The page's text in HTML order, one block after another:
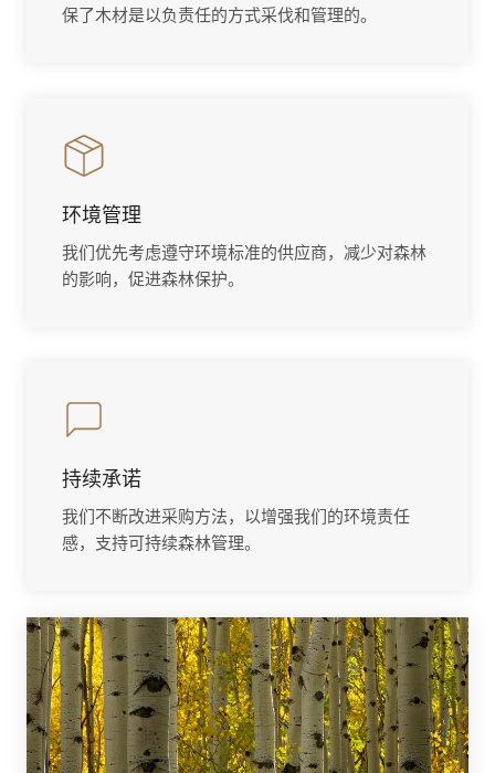
保了木材是以负责任的方式采伐和管理的。
环境管理
我们优先考虑遵守环境标准的供应商，减少对森林
的影响，促进森林保护。
持续承诺
我们不断改进采购方法，以增强我们的环境责任
感，支持可持续森林管理。